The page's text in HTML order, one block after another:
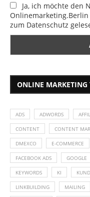
Ja, ich möchte den
zum Datenschutz
ONLINE MARKETING
ADS ADWORDS
CONTENT CONTENT
DMEXCO E-COMMERCE
FACEBOOK ADS GOOGLE
KEYWORDS KI
LINKBUILDING MAILING